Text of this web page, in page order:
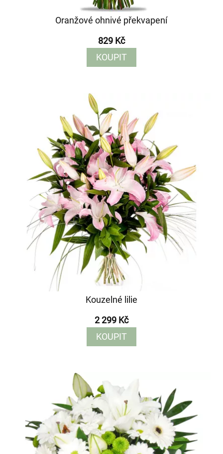
Oranžové ohnivé překvapení
829 Kč
KOUPIT
Kouzelné lilie
2 299 Kč
KOUPIT